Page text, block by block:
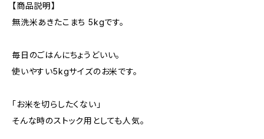
【商品説明】
無洗米あきたこまち 5kgです。
毎日のごはんにちょうどいい。
使いやすい5kgサイズのお米です。
「お米を切らしたくない」
そんな時のストック用としても人気。